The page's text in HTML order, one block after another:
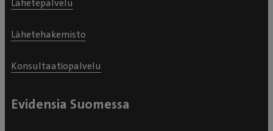
Lähetepalvelu
Lähetehakemisto
Konsultaatiopalvelu
Evidensia Suomessa